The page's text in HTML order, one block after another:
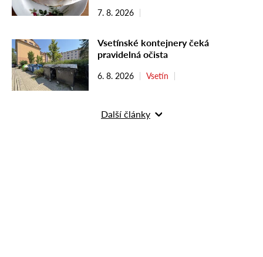
7. 8. 2026
Vsetínské kontejnery čeká
pravidelná očista
6. 8. 2026 Vsetín
Další články